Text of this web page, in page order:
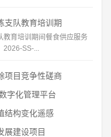
支队教育培训期
教育培训期间餐食供应服务
项目竞争性磋商
字化管理平台
结构变化遥感
展建设项目